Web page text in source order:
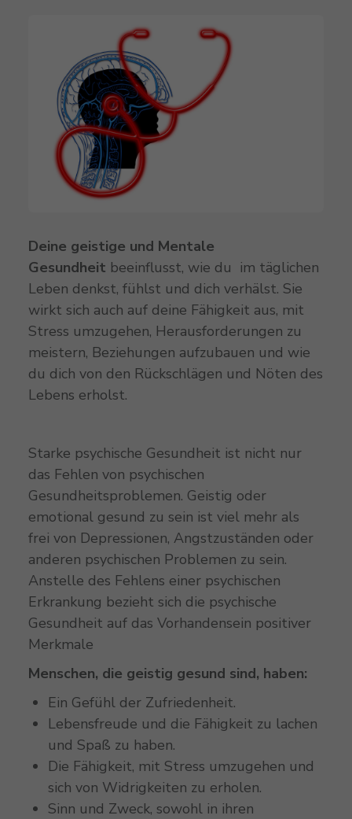
Deine geistige und Mentale
Gesundheit beeinflusst, wie du im täglichen
Leben denkst, fühlst und dich verhälst. Sie
wirkt sich auch auf deine Fähigkeit aus, mit
Stress umzugehen, Herausforderungen zu
meistern, Beziehungen aufzubauen und wie
du dich von den Rückschlägen und Nöten des
Lebens erholst.
Starke psychische Gesundheit ist nicht nur
das Fehlen von psychischen
Gesundheitsproblemen. Geistig oder
emotional gesund zu sein ist viel mehr als
frei von Depressionen, Angstzuständen oder
anderen psychischen Problemen zu sein.
Anstelle des Fehlens einer psychischen
Erkrankung bezieht sich die psychische
Gesundheit auf das Vorhandensein positiver
Merkmale
Menschen, die geistig gesund sind, haben:
Ein Gefühl der Zufriedenheit.
Lebensfreude und die Fähigkeit zu lachen
und Spaß zu haben.
Die Fähigkeit, mit Stress umzugehen und
sich von Widrigkeiten zu erholen.
Sinn und Zweck, sowohl in ihren